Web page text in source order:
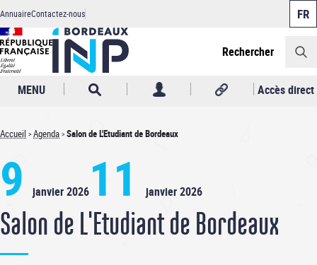
Aller
au
contenu
principal
Header
AnnuaireContactez-nous
Rechercher
MENU Accès direct
Fil
d'Ariane
Accueil Agenda Salon de L'Etudiant de Bordeaux
9 janvier 2026 11 janvier 2026
Salon de L'Etudiant de Bordeaux
Panneau de gestion des cookies